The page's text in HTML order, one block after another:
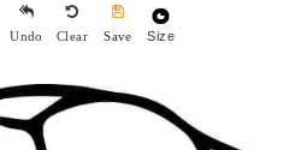
Undo Clear Save Size